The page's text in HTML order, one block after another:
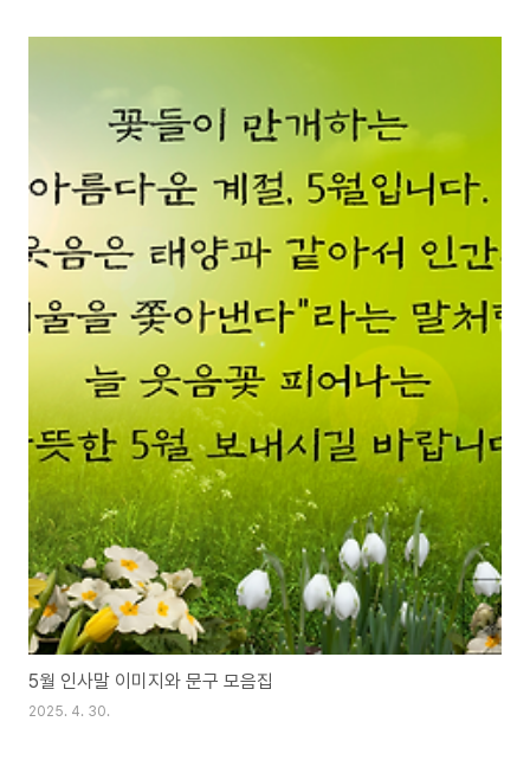
5월 인사말 이미지와 문구 모음집
2025. 4. 30.